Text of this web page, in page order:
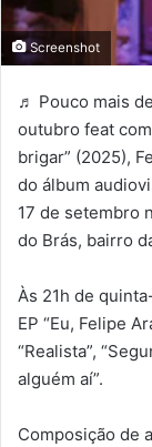
Screenshot
♬ Pouco mais
outubro feat com
brigar” (2025),
do álbum
17 de setembro
do Brás, bairro
Às 21h de
EP “Eu, Felipe
“Realista”,
alguém aí”.
Composição de